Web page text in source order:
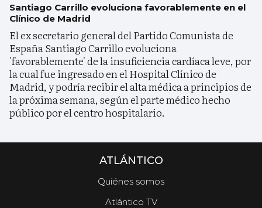
Santiago Carrillo evoluciona favorablemente en el
Clínico de Madrid
El ex secretario general del Partido Comunista de
España Santiago Carrillo evoluciona
'favorablemente' de la insuficiencia cardíaca leve, por
la cual fue ingresado en el Hospital Clínico de
Madrid, y podría recibir el alta médica a principios de
la próxima semana, según el parte médico hecho
público por el centro hospitalario.
ATLÁNTICO
Quiénes somos
Atlántico TV